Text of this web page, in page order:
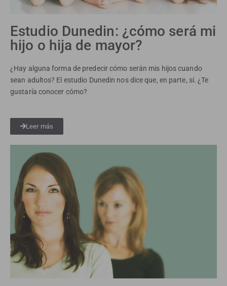
Estudio Dunedin: ¿cómo será mi
hijo o hija de mayor?
¿Hay alguna forma de predecir cómo serán mis hijos cuando
sean adultos? El estudio Dunedin nos dice que, en parte, sí. ¿Te
gustaría conocer cómo?
Leer más